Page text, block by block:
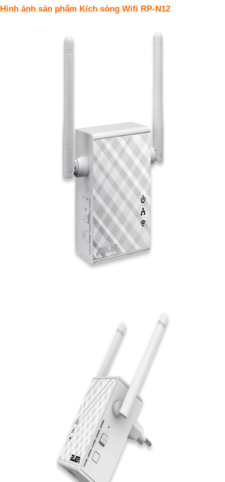
Hình ảnh sản phẩm Kích sóng Wifi RP-N12